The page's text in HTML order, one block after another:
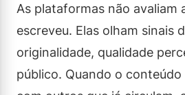
As plataformas não avaliam
escreveu. Elas olham sinais
originalidade, qualidade
público. Quando o